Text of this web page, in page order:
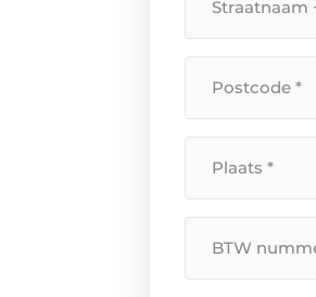
huisnummer
Nummer
*